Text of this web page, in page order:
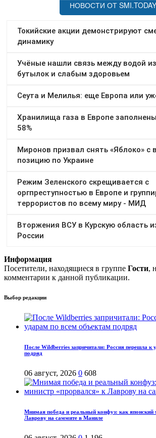
Информация
Посетители, находящиеся в группе Гости,
комментарии к данной публикации.
Выбор редакции
После Wildberries запричитали: Россия перешла к
подряд
06 август, 2026 0 608
Мнимая победа и реальный конфуз: как японский
Лаврову на саммите в Маниле